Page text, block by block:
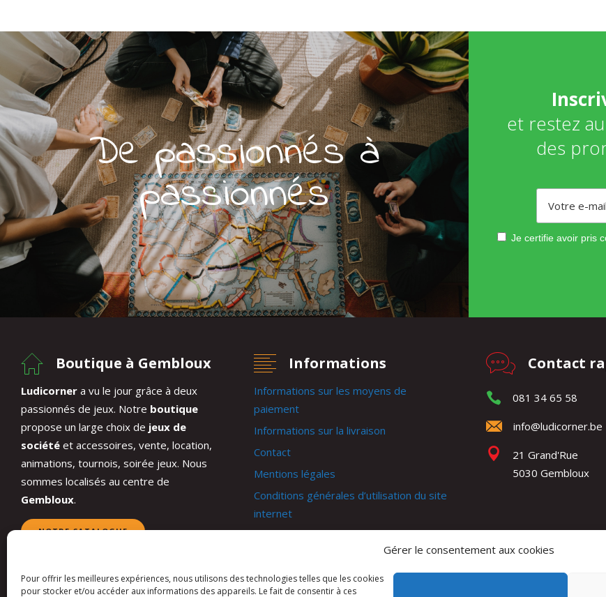
Gérer le consentement aux cookies
Pour offrir les meilleures expériences, nous utilisons des technologies telles que les cookies
pour stocker et/ou accéder aux informations des appareils. Le fait de consentir à ces
De passionnés à
passionnés
et restez
des
Je certifie avoir pris
Boutique à Gembloux
Ludicorner a vu le jour grâce à deux
passionnés de jeux. Notre boutique
propose un large choix de jeux de
société et accessoires, vente, location,
animations, tournois, soirée jeux. Nous
sommes localisés au centre de
Gembloux.
NOTRE CATALOGUE
Informations
Informations sur les moyens de
paiement
Informations sur la livraison
Contact
Mentions légales
Conditions générales d’utilisation du site
internet
Conditions générales de ventes
Panier
Contact
081 34 65 58
info@ludicorner.be
21 Grand'Rue
5030 Gembloux